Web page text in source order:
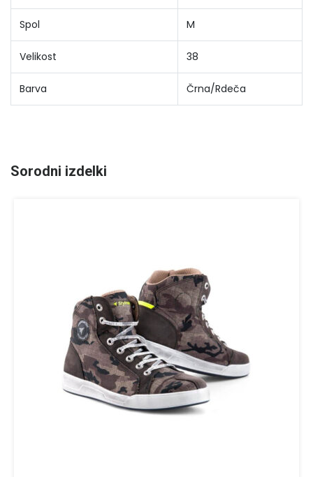
Spol M
Velikost 38
Barva Črna/Rdeča
Sorodni izdelki